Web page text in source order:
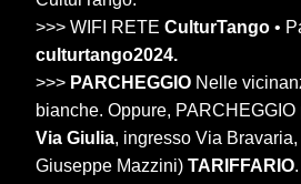
>>> WIFI RETECulturTango •
culturtango2024.
>>> PARCHEGGIO Nelle
bianche. Oppure,
Via Giulia, ingresso Via
Giuseppe Mazzini)TARIFFARIO.